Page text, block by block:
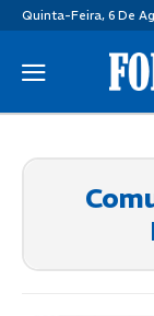
Quinta-Feira, 6 De